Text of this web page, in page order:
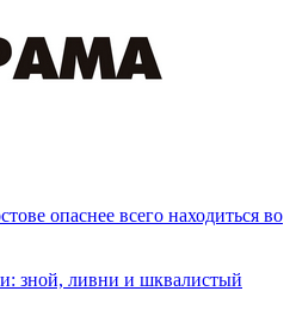
опаснее всего находиться во
зной, ливни и шквалистый